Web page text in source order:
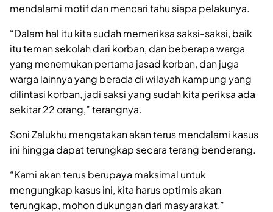
mendalami motif dan mencari tahu siapa pelakunya.
“Dalam hal itu kita sudah memeriksa saksi-saksi, baik
itu teman sekolah dari korban, dan beberapa warga
yang menemukan pertama jasad korban, dan juga
warga lainnya yang berada di wilayah kampung yang
dilintasi korban, jadi saksi yang sudah kita periksa ada
sekitar 22 orang,” terangnya.
Soni Zalukhu mengatakan akan terus mendalami kasus
ini hingga dapat terungkap secara terang benderang.
“Kami akan terus berupaya maksimal untuk
mengungkap kasus ini, kita harus optimis akan
terungkap, mohon dukungan dari masyarakat,”